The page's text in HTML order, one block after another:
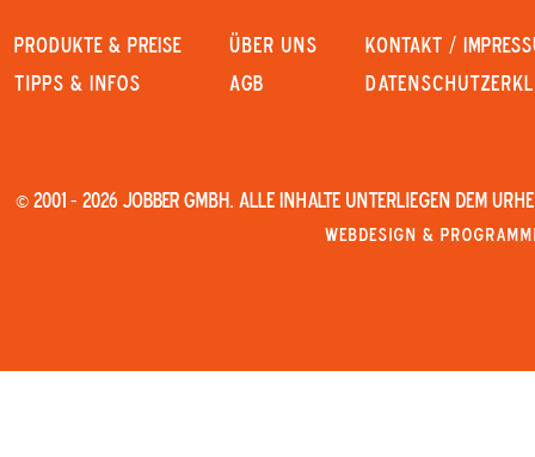
PRODUKTE & PREISE
Tipps & Infos
Über uns
AGB
KONTAKT /
© 2001 - 2026 JOBBER GmbH. Alle Inhalte unterliegen dem
Webdesign &